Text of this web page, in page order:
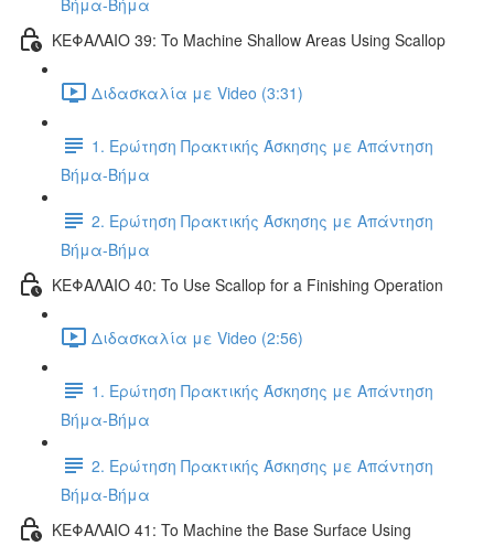
Βήμα-Βήμα
ΚΕΦΑΛΑΙΟ 39: To Machine Shallow Areas Using Scallop
Διδασκαλία με Video (3:31)
1. Ερώτηση Πρακτικής Άσκησης με Απάντηση
Βήμα-Βήμα
2. Ερώτηση Πρακτικής Άσκησης με Απάντηση
Βήμα-Βήμα
ΚΕΦΑΛΑΙΟ 40: To Use Scallop for a Finishing Operation
Διδασκαλία με Video (2:56)
1. Ερώτηση Πρακτικής Άσκησης με Απάντηση
Βήμα-Βήμα
2. Ερώτηση Πρακτικής Άσκησης με Απάντηση
Βήμα-Βήμα
ΚΕΦΑΛΑΙΟ 41: To Machine the Base Surface Using